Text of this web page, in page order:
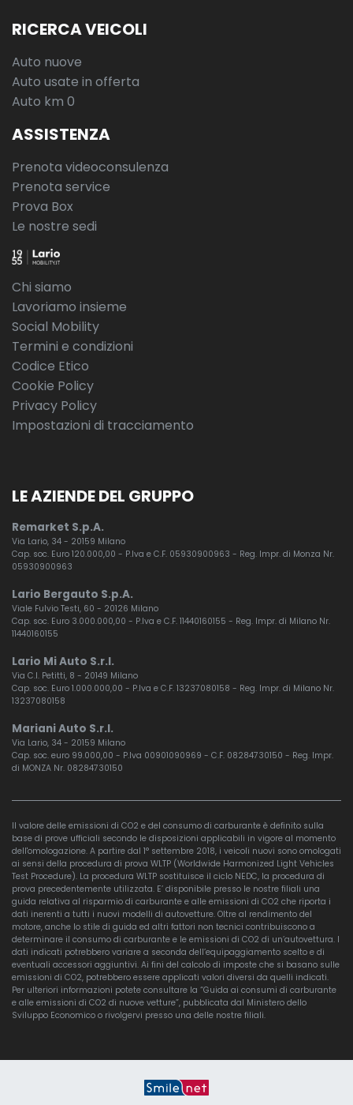
RICERCA VEICOLI
Auto nuove
Auto usate in offerta
Auto km 0
ASSISTENZA
Prenota videoconsulenza
Prenota service
Prova Box
Le nostre sedi
Chi siamo
Lavoriamo insieme
Social Mobility
Termini e condizioni
Codice Etico
Cookie Policy
Privacy Policy
Impostazioni di tracciamento
LE AZIENDE DEL GRUPPO
Remarket S.p.A.
Via Lario, 34 - 20159 Milano
Cap. soc. Euro 120.000,00 - P.Iva e C.F. 05930900963 - Reg. Impr. di Monza Nr.
05930900963
Lario Bergauto S.p.A.
Viale Fulvio Testi, 60 - 20126 Milano
Cap. soc. Euro 3.000.000,00 - P.Iva e C.F. 11440160155 - Reg. Impr. di Milano Nr.
11440160155
Lario Mi Auto S.r.l.
Via C.I. Petitti, 8 - 20149 Milano
Cap. soc. Euro 1.000.000,00 - P.Iva e C.F. 13237080158 - Reg. Impr. di Milano Nr.
13237080158
Mariani Auto S.r.l.
Via Lario, 34 - 20159 Milano
Cap. soc. euro 99.000,00 - P.Iva 00901090969 - C.F. 08284730150 - Reg. Impr.
di MONZA Nr. 08284730150
Il valore delle emissioni di CO2 e del consumo di carburante è definito sulla
base di prove ufficiali secondo le disposizioni applicabili in vigore al momento
dell'omologazione. A partire dal 1° settembre 2018, i veicoli nuovi sono omologati
ai sensi della procedura di prova WLTP (Worldwide Harmonized Light Vehicles
Test Procedure). La procedura WLTP sostituisce il ciclo NEDC, la procedura di
prova precedentemente utilizzata. E’ disponibile presso le nostre filiali una
guida relativa al risparmio di carburante e alle emissioni di CO2 che riporta i
dati inerenti a tutti i nuovi modelli di autovetture. Oltre al rendimento del
motore, anche lo stile di guida ed altri fattori non tecnici contribuiscono a
determinare il consumo di carburante e le emissioni di CO2 di un’autovettura. I
dati indicati potrebbero variare a seconda dell’equipaggiamento scelto e di
eventuali accessori aggiuntivi. Ai fini del calcolo di imposte che si basano sulle
emissioni di CO2, potrebbero essere applicati valori diversi da quelli indicati.
Per ulteriori informazioni potete consultare la “Guida ai consumi di carburante
e alle emissioni di CO2 di nuove vetture”, pubblicata dal Ministero dello
Sviluppo Economico o rivolgervi presso una delle nostre filiali.